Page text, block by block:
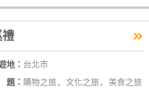
»
地： 台北市
題： 購物之旅, 文化之旅, 美食之旅